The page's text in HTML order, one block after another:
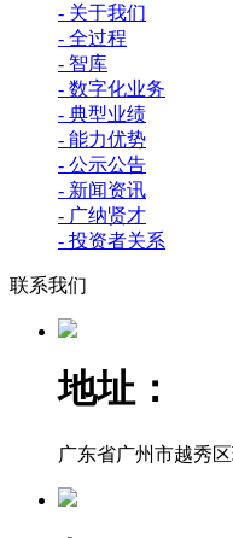
- 关于我们
- 全过程
- 智库
- 数字化业务
- 典型业绩
- 能力优势
- 公示公告
- 新闻资讯
- 广纳贤才
- 投资者关系
联系我们
地址：
广东省广州市越秀